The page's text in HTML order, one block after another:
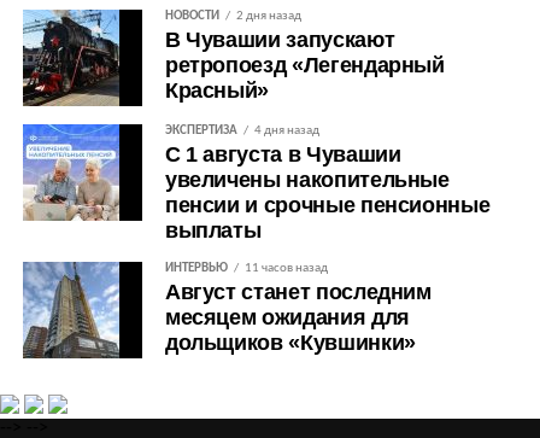
НОВОСТИ 2 дня назад
В Чувашии запускают
ретропоезд «Легендарный
Красный»
ЭКСПЕРТИЗА 4 дня назад
С 1 августа в Чувашии
увеличены накопительные
пенсии и срочные пенсионные
выплаты
ИНТЕРВЬЮ 11 часов назад
Август станет последним
месяцем ожидания для
дольщиков «Кувшинки»